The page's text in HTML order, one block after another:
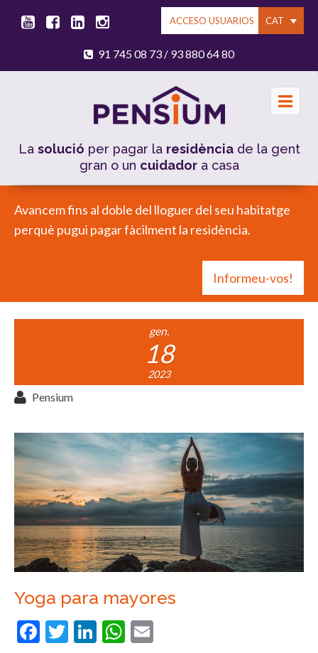
CAT
ACCESO USUARIOS
91 745 08 73/ 93 880 64 80
La solució per pagar la residènciade la gent
gran o un cuidadora casa
Avancem fins al doble del lloguer del seu habitatge
perquè pugui pagar fàcilment la residència.
Informeu-vos!
gen.
18
2023
Pensium
Yoga para mayores
Facebook
Twitter
LinkedIn
WhatsApp